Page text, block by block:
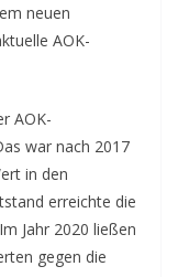
neuen
AOK-
AOK-
war nach 2017
in den
erreichte die
Jahr 2020 ließen
gegen die